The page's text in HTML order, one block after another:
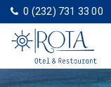
0 (232) 731 33 00